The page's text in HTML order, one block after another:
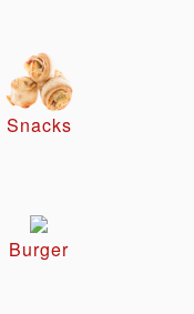
Snacks
Burger